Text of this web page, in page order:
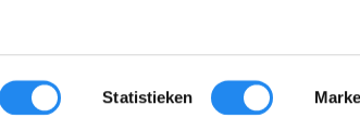
Statistieken
© 2013 - 2026 betervoorbereid.nl